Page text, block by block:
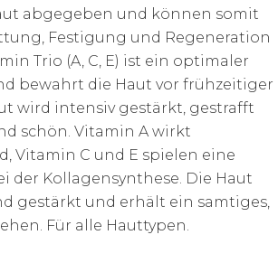
abgegeben und können somit
Festigung und Regeneration
Trio (A, C, E) ist ein optimaler
bewahrt die Haut vor frühzeitiger
wird intensiv gestärkt, gestrafft
schön. Vitamin A wirkt
Vitamin C und E spielen eine
der Kollagensynthese. Die Haut
gestärkt und erhält ein samtiges,
Für alle Hauttypen.